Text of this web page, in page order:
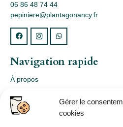
Gérer le
cookies
06 86 48 74 44
pepiniere@plantagonancy.fr
Navigation rapide
À propos
Webshop
Nos produits
Conception